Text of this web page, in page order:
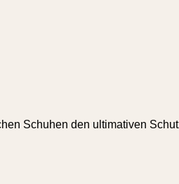
Schuhen den ultimativen